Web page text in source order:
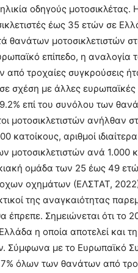
οδηγούς μοτοσικλέτας.
έως 35 ετών σε
θανάτων μοτοσικλετιστών
επίπεδο, η αναλογία
τροχαίες συγκρούσεις
σχέση με άλλες
επί του συνόλου των
μοτοσικλετιστών ανήλθαν
κατοίκους, αριθμοί
μοτοσικλετιστών ανά 1.000
ομάδα των 25 έως 49
οχημάτων (ΕΛΣΤΑΤ,
της αναγκαιότητας
έπρεπε. Σημειώνεται ότι
η οποία αποτελεί και
Σύμφωνα με το Ευρωπαϊκό
όλων των θανάτων από